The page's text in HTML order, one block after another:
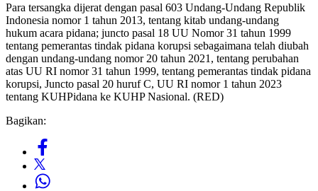
Para tersangka dijerat dengan pasal 603 Undang-Undang Republik
Indonesia nomor 1 tahun 2013, tentang kitab undang-undang
hukum acara pidana; juncto pasal 18 UU Nomor 31 tahun 1999
tentang pemerantas tindak pidana korupsi sebagaimana telah diubah
dengan undang-undang nomor 20 tahun 2021, tentang perubahan
atas UU RI nomor 31 tahun 1999, tentang pemerantas tindak pidana
korupsi, Juncto pasal 20 huruf C, UU RI nomor 1 tahun 2023
tentang KUHPidana ke KUHP Nasional. (RED)
Bagikan: